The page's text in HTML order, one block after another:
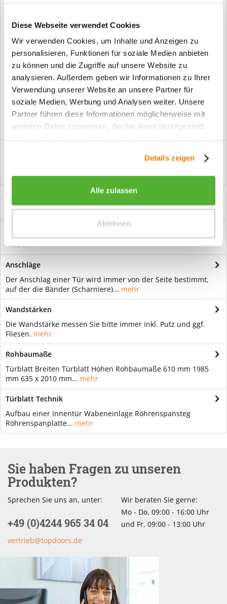
Diese Webseite verwendet Cookies
Wir verwenden Cookies, um Inhalte und Anzeigen zu
personalisieren, Funktionen für soziale Medien anbieten
zu können und die Zugriffe auf unsere Website zu
analysieren. Außerdem geben wir Informationen zu Ihrer
Verwendung unserer Website an unsere Partner für
soziale Medien, Werbung und Analysen weiter. Unsere
Partner führen diese Informationen möglicherweise mit
weiteren Daten zusammen, die Sie ihnen bereitgestellt
Details zeigen
Alle zulassen
Ablehnen
Artikel-Nr.:
ER0089
Konfiguration gefertigt. Daher ist er als
kundenspezifische Anfertigung vom
Widerruf / der Rückgabe
ausgeschlossen.
Vorteile
Kostenloser Versand ab € 2000,- Bestellwert
Versand mit eigener Spedition
Ganzglastür Motiv Citan invers Für eine zeitlose Optik: Das
Element Glas wirkt immer...mehr
Bewertungen lesen, schreiben und diskutieren...mehr
mehr
Anschläge
Der Anschlag einer Tür wird immer von der Seite bestimmt,
auf der die Bänder (Scharniere)... mehr
Wandstärken
Die Wandstärke messen Sie bitte immer inkl. Putz und ggf.
Fliesen. mehr
Rohbaumaße
Türblatt Breiten Türblatt Höhen Rohbaumaße 610 mm 1985
mm 635 x 2010 mm... mehr
Türblatt Technik
Aufbau einer Innentür Wabeneinlage Röhrenspansteg
Röhrenspanplatte... mehr
Sie haben Fragen zu unseren
Produkten?
Sprechen Sie uns an, unter:
+49 (0)4244 965 34 04
vertrieb@topdoors.de
Wir beraten Sie gerne:
Mo - Do, 09:00 - 16:00 Uhr
und Fr, 09:00 - 13:00 Uhr